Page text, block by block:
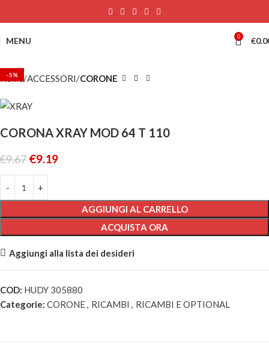
MENU 0 €
-5%
Home ACCESSORI CORONE
CORONA XRAY MOD 64 T 110
€9.67 €9.19
AGGIUNGI AL CARRELLO
ACQUISTA ORA
Aggiungi alla lista dei desideri
COD: HUDY 305880
Categorie: CORONE, RICAMBI , RICAMBI E OPTIONAL